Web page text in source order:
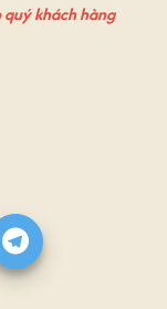
khách hàng